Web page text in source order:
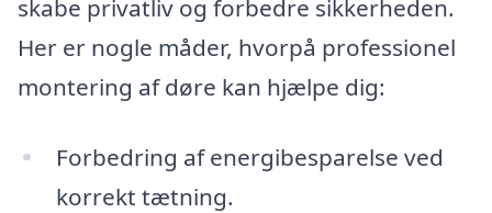
skabe privatliv og forbedre sikkerheden.
Her er nogle måder, hvorpå professionel
montering af døre kan hjælpe dig:
Forbedring af energibesparelse ved
korrekt tætning.